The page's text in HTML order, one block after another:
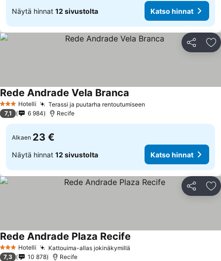
Näytä hinnat 12 sivustolta Katso hinnat
Jaa
3 Tähtiluokitus
Hotelli Terassi ja puutarha rentoutumiseen
Rede Andrade Vela Branca
7,1 6 984 Recife
Alkaen 23 €
Näytä hinnat 12 sivustolta Katso hinnat
Jaa
3 Tähtiluokitus
Hotelli Kattouima-allas jokinäkymillä
Rede Andrade Plaza Recife
7,3 10 878 Recife